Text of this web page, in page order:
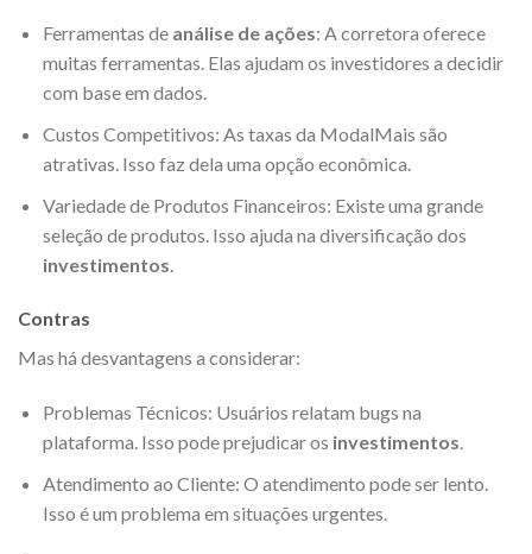
Ferramentas de análise de ações: A corretora oferece
muitas ferramentas. Elas ajudam os investidores a decidir
com base em dados.
Custos Competitivos: As taxas da ModalMais são
atrativas. Isso faz dela uma opção econômica.
Variedade de Produtos Financeiros: Existe uma grande
seleção de produtos. Isso ajuda na diversificação dos
investimentos
Contras
Mas há desvantagens a considerar:
Problemas Técnicos: Usuários relatam bugs na
plataforma. Isso pode prejudicar os investimentos.
Atendimento ao Cliente: O atendimento pode ser lento.
Isso é um problema em situações urgentes.